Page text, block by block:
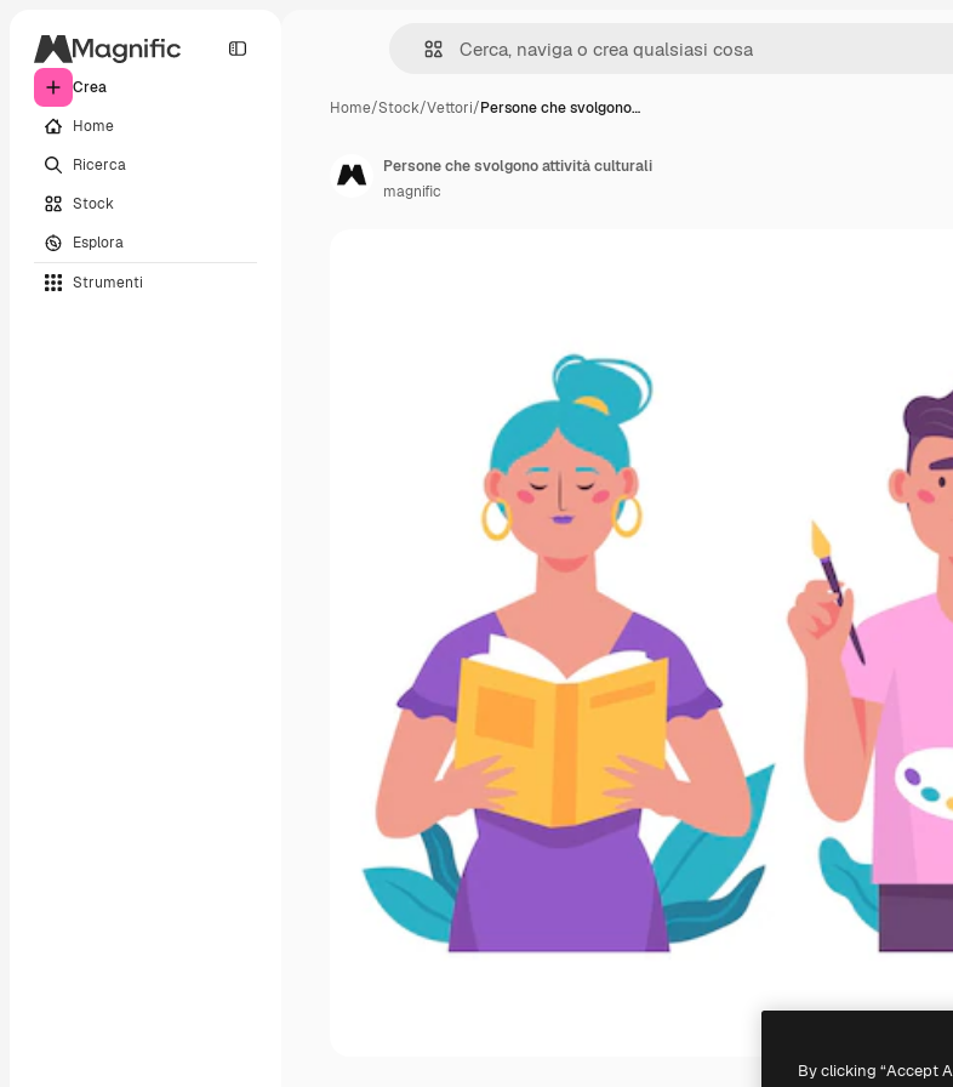
Crea
Home
Ricerca
Stock
Esplora
Strumenti
Home/Stock/Vettori/Persone che svolgono…
Persone che svolgono attività culturali
magnific
By clicking “Accept